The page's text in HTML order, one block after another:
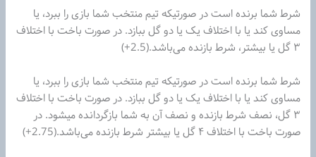
شرط شما برنده است در صورتیکه تیم‌ منتخب شما بازی را ببرد، یا
مساوی کند یا با اختلاف یک یا دو گل ببازد. در صورت باخت با اختلاف
۳ گل یا بیشتر، شرط بازنده می‌باشد.(2.5+)
شرط شما برنده است در صورتیکه تیم‌ منتخب شما بازی را ببرد، یا
مساوی کند یا با اختلاف یک یا دو گل ببازد. در صورت باخت با اختلاف
۳ گل، نصف شرط بازنده و نصف آن به شما بازگردانده میشود. در
صورت باخت با اختلاف ۴ گل یا بیشتر شرط بازنده می‌باشد.(2.75+)